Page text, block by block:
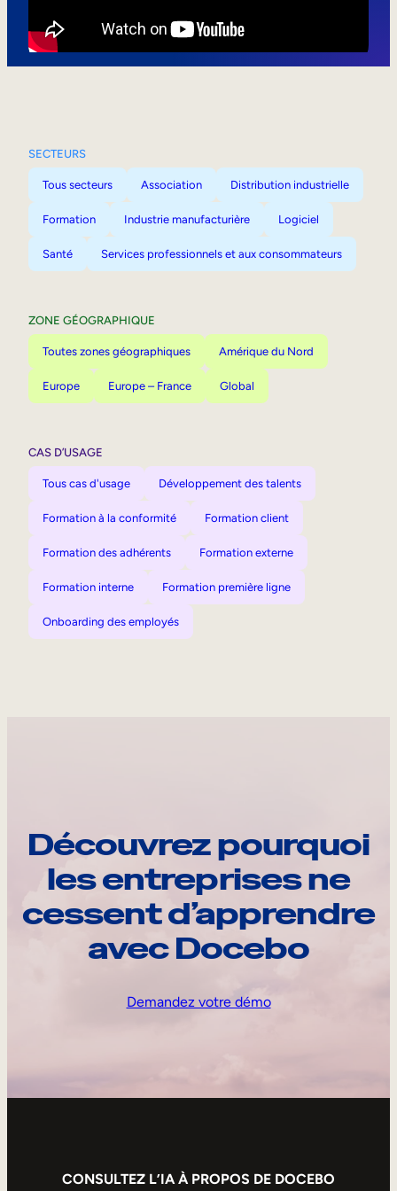
SECTEURS
Tous secteurs Association Distribution industrielle
Formation Industrie manufacturière Logiciel
Santé Services professionnels et aux consommateurs
ZONE GÉOGRAPHIQUE
Toutes zones géographiques Amérique du Nord
Europe Europe – France Global
CAS D’USAGE
Tous cas d'usage Développement des talents
Formation à la conformité Formation client
Formation des adhérents Formation externe
Formation interne Formation première ligne
Onboarding des employés
Découvrez pourquoi
les entreprises ne
cessent d’apprendre
avec Docebo
Demandez votre démo
CONSULTEZ L’IA À PROPOS DE DOCEBO